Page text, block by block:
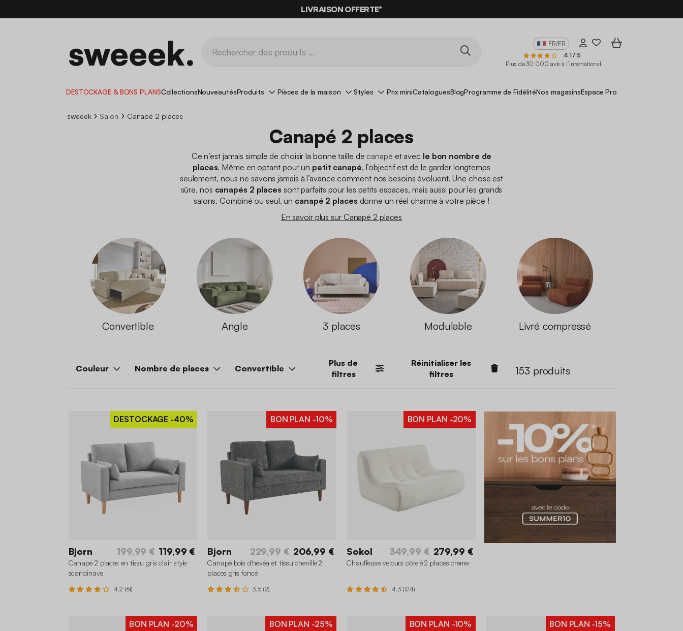
BONS PLANS* AVEC LECODE SUMMER10
LIVRAISON OFFERTE*
FR/FR
4,1 / 5
Plus de 30 000 avis à l’international
DESTOCKAGE & BONS PLANSCollectionsNouveautésProduits Pièces de la maison Styles Prix miniCataloguesBlogProgramme de FidélitéNos magasinsEspace Pro
sweeek Salon Canapé 2 places
Canapé 2 places
Ce n’est jamais simple de choisir la bonne taille de canapé et avec le bon nombre de
places. Même en optant pour un petit canapé, l’objectif est de le garder longtemps
seulement, nous ne savons jamais à l’avance comment nos besoins évoluent. Une chose est
sûre, nos canapés 2 places sont parfaits pour les petits espaces, mais aussi pour les grands
salons. Combiné ou seul, un canapé 2 places donne un réel charme à votre pièce !
En savoir plus sur Canapé 2 places
Convertible Angle 3 places Modulable Livré compressé
Couleur Nombre de places Convertible
Plus de
filtres
Réinitialiser les
filtres
153 produits
DESTOCKAGE -40%
Bjorn 199,99 € 119,99 €
Canapé 2 places en tissu gris clair style
scandinave
4.2 (61)
BON PLAN -10%
Bjorn 229,99 € 206,99 €
Canapé bois d'hévéa et tissu chenille 2
places gris foncé
3.5 (2)
BON PLAN -20%
Sokol 349,99 € 279,99 €
Chauffeuse velours côtelé 2 places crème
4.3 (124)
BON PLAN -20% BON PLAN -25% BON PLAN -10% BON PLAN -15%